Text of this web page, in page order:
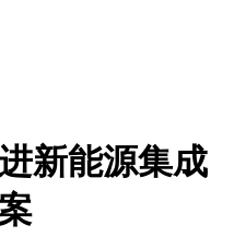
新能源集成